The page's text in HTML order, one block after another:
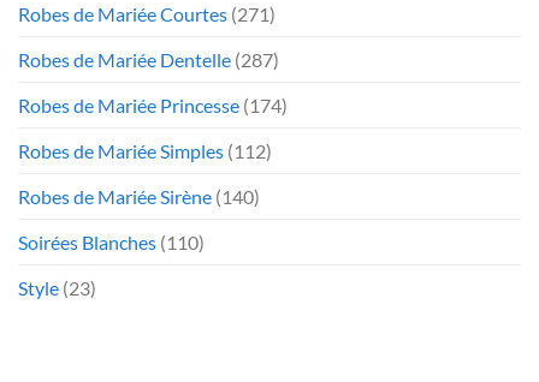
Robes de Mariée Courtes (271)
Robes de Mariée Dentelle (287)
Robes de Mariée Princesse (174)
Robes de Mariée Simples (112)
Robes de Mariée Sirène (140)
Soirées Blanches (110)
Style (23)